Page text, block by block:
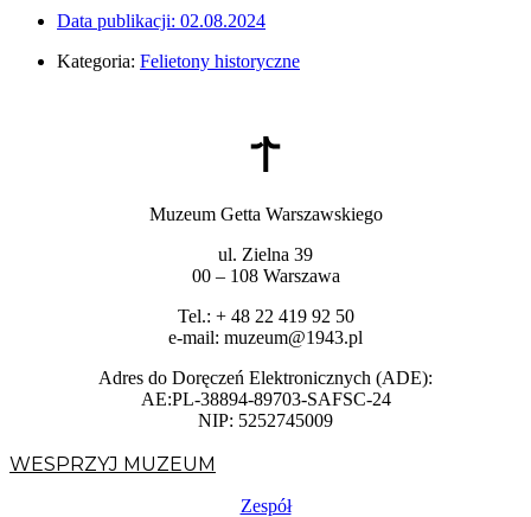
Data publikacji: 02.08.2024
Kategoria: Felietony historyczne
Muzeum Getta Warszawskiego
ul. Zielna 39
00 – 108 Warszawa
Tel.: + 48 22 419 92 50
e-mail: muzeum@1943.pl
Adres do Doręczeń Elektronicznych (ADE):
AE:PL-38894-89703-SAFSC-24
NIP: 5252745009
WESPRZYJ MUZEUM
Zespół